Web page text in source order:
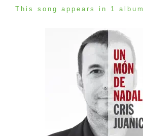
This song appears in 1 album